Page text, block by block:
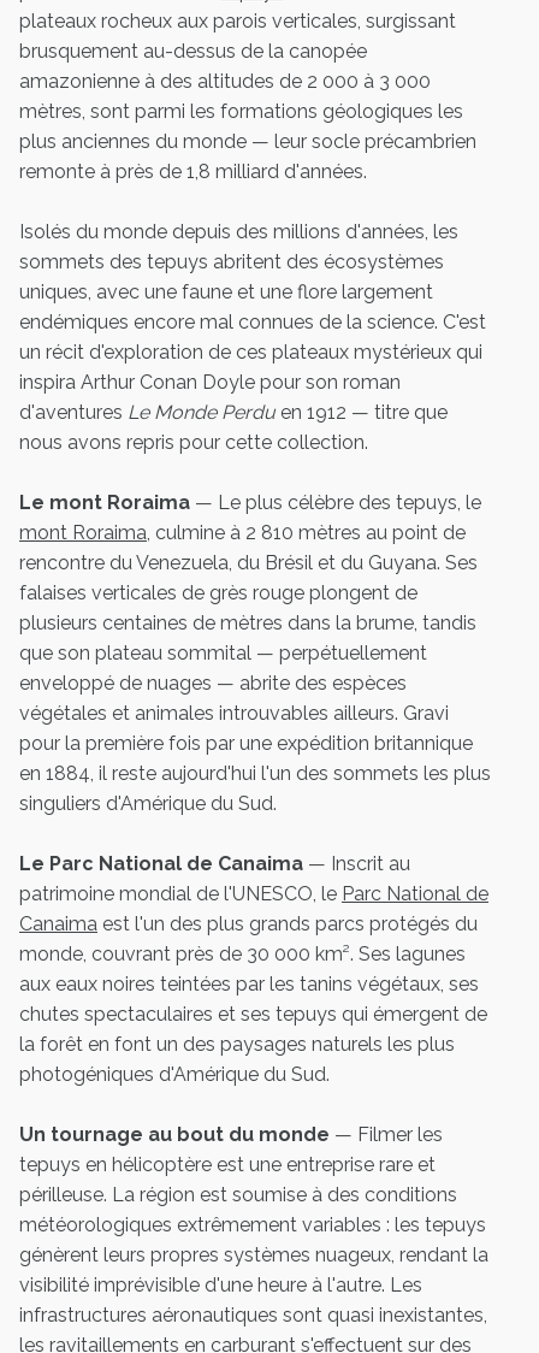
plateaux rocheux aux parois verticales, surgissant
brusquement au-dessus de la canopée
amazonienne à des altitudes de 2 000 à 3 000
mètres, sont parmi les formations géologiques les
plus anciennes du monde — leur socle précambrien
remonte à près de 1,8 milliard d'années.
Isolés du monde depuis des millions d'années, les
sommets des tepuys abritent des écosystèmes
uniques, avec une faune et une flore largement
endémiques encore mal connues de la science. C'est
un récit d'exploration de ces plateaux mystérieux qui
inspira Arthur Conan Doyle pour son roman
d'aventures Le Monde Perdu en 1912 — titre que
nous avons repris pour cette collection.
Le mont Roraima — Le plus célèbre des tepuys, le
mont Roraima, culmine à 2 810 mètres au point de
rencontre du Venezuela, du Brésil et du Guyana. Ses
falaises verticales de grès rouge plongent de
plusieurs centaines de mètres dans la brume, tandis
que son plateau sommital — perpétuellement
enveloppé de nuages — abrite des espèces
végétales et animales introuvables ailleurs. Gravi
pour la première fois par une expédition britannique
en 1884, il reste aujourd'hui l'un des sommets les plus
singuliers d'Amérique du Sud.
Le Parc National de Canaima — Inscrit au
patrimoine mondial de l'UNESCO, le Parc National de
Canaima est l'un des plus grands parcs protégés du
monde, couvrant près de 30 000 km². Ses lagunes
aux eaux noires teintées par les tanins végétaux, ses
chutes spectaculaires et ses tepuys qui émergent de
la forêt en font un des paysages naturels les plus
photogéniques d'Amérique du Sud.
Un tournage au bout du monde — Filmer les
tepuys en hélicoptère est une entreprise rare et
périlleuse. La région est soumise à des conditions
météorologiques extrêmement variables : les tepuys
génèrent leurs propres systèmes nuageux, rendant la
visibilité imprévisible d'une heure à l'autre. Les
infrastructures aéronautiques sont quasi inexistantes,
les ravitaillements en carburant s'effectuent sur des